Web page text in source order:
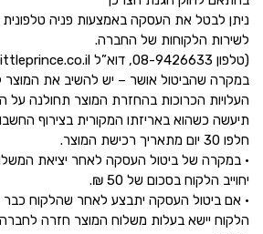
ניתן לבטל את העסקה באמצעות פניה טלפונית
לשירות הלקוחות של החברה.
(טלפון 08-9426633, דוא”ל info@littleprince.co.il.)
במקרה שהביטול אושר – יש להשיב את
העלויות הכרוכות בהחזרת המוצר תחולנה על
תיעשה כשהוא באריזתו המקורית בצירוף
חלפו 30 יום מתאריך רכישת המוצר.
• במקרה של ביטול העסקה לאחר יציאת
יחוייב הלקוח בסכום של 50 ₪.
• אם ביטול העסקה יתבצע לאחר שהלקוח כבר
הלקוח יישא בעלות משלוח המוצר חזרה